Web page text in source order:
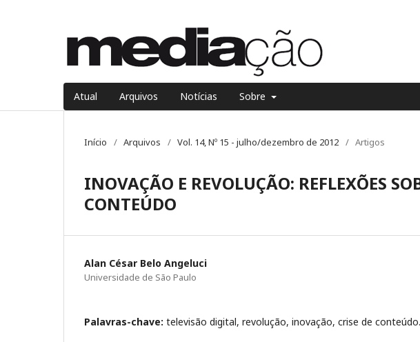
Atual Arquivos Notícias Sobre
Início / Arquivos / Vol. 14, Nº 15 - julho/dezembro de 2012 / Artigos
INOVAÇÃO E REVOLUÇÃO: REFLEXÕES
CONTEÚDO
Alan César Belo Angeluci
Universidade de São Paulo
Palavras-chave: televisão digital, revolução, inovação, crise de conteúdo.